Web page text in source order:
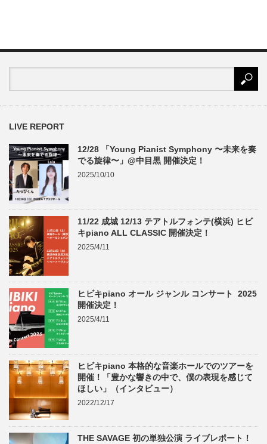
LIVE REPORT
12/28 「Young Pianist Symphony 〜未来を奏
でる旋律〜」@中目黒 開催決定！
2025/10/10
11/22 成城 12/13 テアトルフォンテ(横浜) ヒビ
キpiano ALL CLASSIC 開催決定！
2025/4/11
ヒビキpiano オール ジャンル コンサート 2025
開催決定！
2025/4/11
ヒビキpiano 本格的な音楽ホールでのツアーを
開催！「豊かな響きの中で、僕の表現を感じて
ほしい」（インタビュー）
2022/12/17
THE SAVAGE 初の単独公演 ライブレポート！